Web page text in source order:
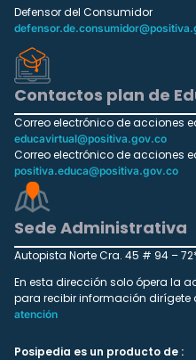
Defensor del Consumidor
Contactos plan de
Correo electrónico de acciones
educavirtual@positiva.gov.co
Correo electrónico de acciones
positiva.educa@positiva.gov.co
Sede Administrativa
Autopista Norte Cra. 45 # 94 –
En esta dirección solo ópera la
para recibir información dirígete
atención
Posipedia es un producto de :